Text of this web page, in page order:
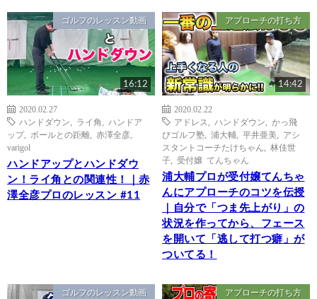
ゴルフのレッスン動画
16:12
2020.02.27
ハンドダウン
ライ角
ハンドア
ップ, ボールとの距離 赤澤全彦
varigol
ハンドアップとハンドダウ
ン！ライ角との関連性！｜赤
澤全彦プロのレッスン #11
アプローチの打ち方
14:42
2020.02.22
アドレス
ハンドダウン
かっ飛
びゴルフ塾
浦大輔 平井亜美
アシ
スタントコーチたけちゃん
林佳世
子
受付嬢 てんちゃん
浦大輔プロが受付嬢てんちゃ
んにアプローチのコツを伝授
｜自分で「つま先上がり」の
状況を作ってから、フェース
を開いて「逃して打つ癖」が
ついてる！
ゴルフのレッスン動画 アプローチの打ち方